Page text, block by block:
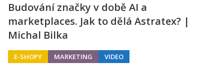
Budování značky v době AI a
marketplaces. Jak to dělá Astratex? |
Michal Bilka
E-SHOPY MARKETING VIDEO